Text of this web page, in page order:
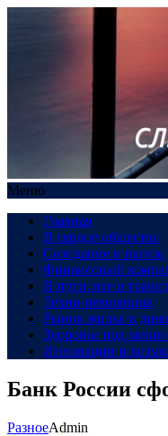
Меню
Главная
В сердце общества
Созидание и рынок
Финансовый
В пути: все о
Техно-революция
Рынок жилья в
Здоровье под
Инновации и
Банк России
РазноеAdmin